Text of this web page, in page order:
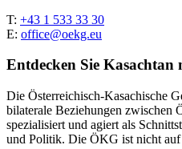
T: +43 1 533 33 30
E: office@oekg.eu
Entdecken Sie Kasachtan
Die Österreichisch-Kasachische
bilaterale Beziehungen zwischen
spezialisiert und agiert als
und Politik. Die ÖKG ist nicht